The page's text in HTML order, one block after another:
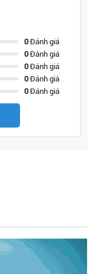
0Đánh giá
0Đánh giá
0Đánh giá
0Đánh giá
0Đánh giá